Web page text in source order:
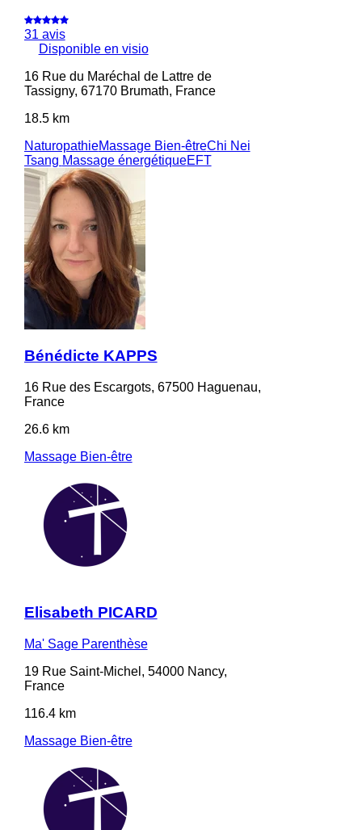
31 avis
Disponible en visio
16 Rue du Maréchal de Lattre de
Tassigny, 67170 Brumath, France
18.5 km
NaturopathieMassage Bien-êtreChi Nei
Tsang Massage énergétiqueEFT
Bénédicte KAPPS
16 Rue des Escargots, 67500 Haguenau,
France
26.6 km
Massage Bien-être
Elisabeth PICARD
Ma' Sage Parenthèse
19 Rue Saint-Michel, 54000 Nancy,
France
116.4 km
Massage Bien-être